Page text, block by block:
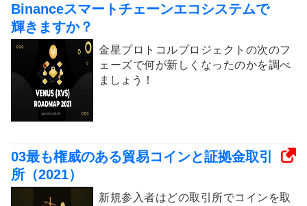
Binanceスマートチェーンエコシステムで
輝きますか？
金星プロトコルプロジェクトの次のフ
ェーズで何が新しくなったのかを調べ
ましょう！
03最も権威のある貿易コインと証拠金取引
所（2021）
新規参入者はどの取引所でコインを取